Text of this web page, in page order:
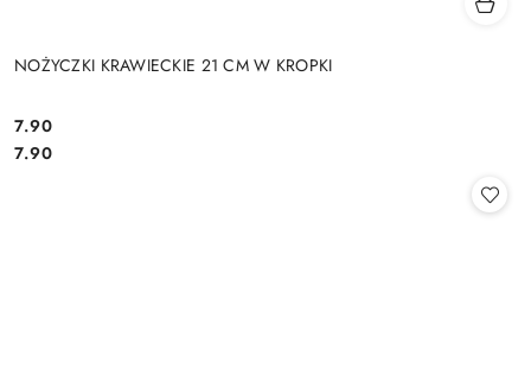
NOŻYCZKI KRAWIECKIE 21 CM W KROPKI
Cena:
7.90
Cena:
7.90